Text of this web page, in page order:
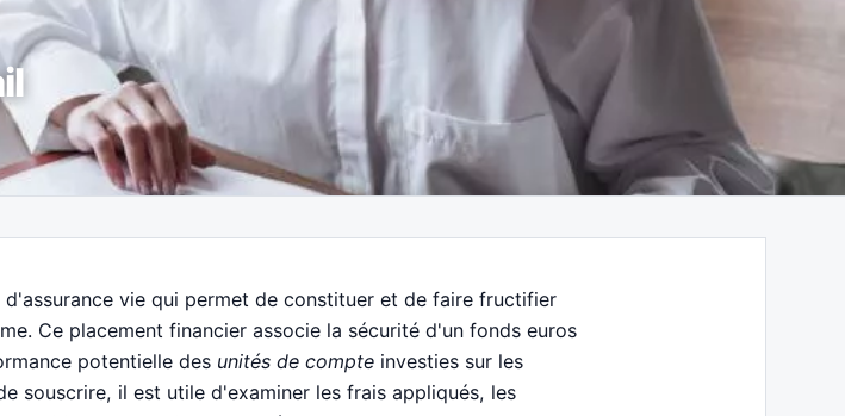
vie qui permet de constituer et de faire fructifier
Ce placement financier associe la sécurité d'un fonds euros
potentielle des unités de compte investies sur les
souscrire, il est utile d'examiner les frais appliqués, les